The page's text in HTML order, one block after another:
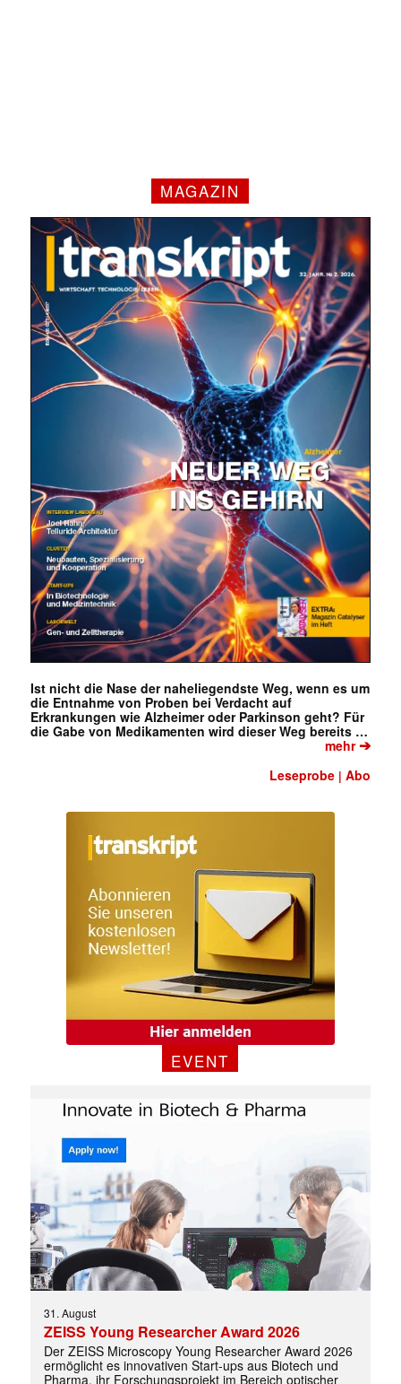
MAGAZIN
Ist nicht die Nase der naheliegendste Weg, wenn es um
die Entnahme von Proben bei Verdacht auf
Erkrankungen wie Alzheimer oder Parkinson geht? Für
die Gabe von Medikamenten wird dieser Weg bereits …
mehr➔
Leseprobe |Abo
EVENT
31. August
ZEISS Young Researcher Award 2026
Der ZEISS Microscopy Young Researcher Award 2026
ermöglicht es innovativen Start-ups aus Biotech und
Pharma, ihr Forschungsprojekt im Bereich optischer